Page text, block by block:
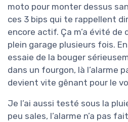
moto pour monter dessus
ces 3 bips qui te rappellent
encore actif. Ça m’a évité de
plein garage plusieurs fois.
essaie de la bouger
dans un fourgon, là l’alarme
devient vite gênant pour le
Je l’ai aussi testé sous la
peu sales, l’alarme n’a pas